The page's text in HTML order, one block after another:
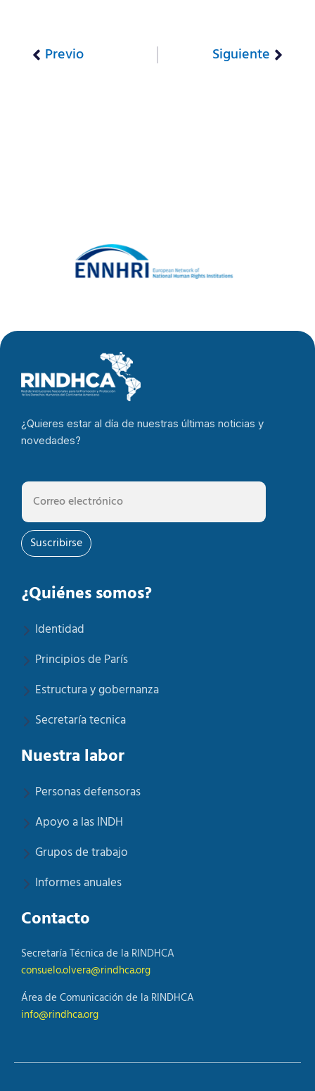
Previo Siguiente
¿Quieres estar al día de nuestras últimas noticias y
novedades?
Suscribirse
¿Quiénes somos?
Identidad
Principios de París
Estructura y gobernanza
Secretaría tecnica
Nuestra labor
Personas defensoras
Apoyo a las INDH
Grupos de trabajo
Informes anuales
Contacto
Secretaría Técnica de la RINDHCA
consuelo.olvera@rindhca.org
Área de Comunicación de la RINDHCA
info@rindhca.org